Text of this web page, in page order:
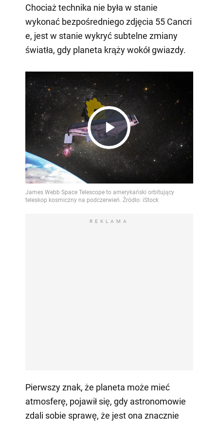
Chociaż technika nie była w stanie
wykonać bezpośredniego zdjęcia 55 Cancri
e, jest w stanie wykryć subtelne zmiany
światła, gdy planeta krąży wokół gwiazdy.
Play
Video
REKLAMA
Pierwszy znak, że planeta może mieć
atmosferę, pojawił się, gdy astronomowie
zdali sobie sprawę, że jest ona znacznie